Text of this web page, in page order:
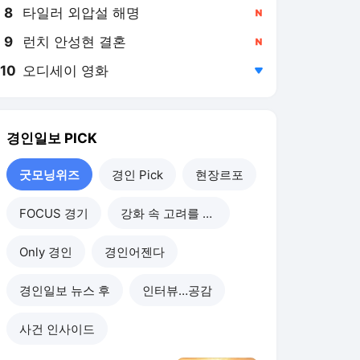
8 타일러 외압설 해명
9 런치 안성현 결혼
10 오디세이 영화
경인일보 PICK
굿모닝위즈 경인 Pick 현장르포
FOCUS 경기 강화 속 고려를 찾아서
Only 경인 경인어젠다
경인일보 뉴스 후 인터뷰…공감
사건 인사이드